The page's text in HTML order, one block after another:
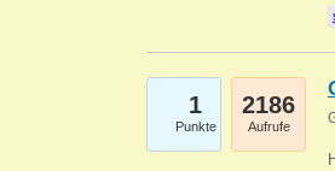
1
Punkte
2186
Aufrufe